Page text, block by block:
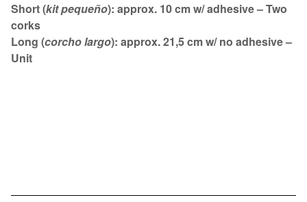
Short (kit pequeño): approx. 10 cm w/ adhesive – Two
corks
Long (corcho largo): approx. 21,5 cm w/ no adhesive –
Unit